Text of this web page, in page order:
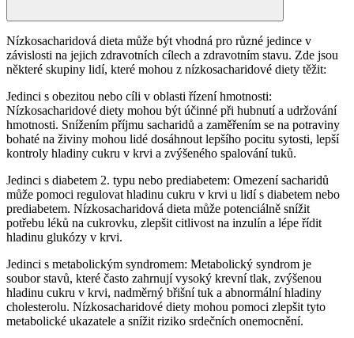
Nízkosacharidová dieta může být vhodná pro různé jedince v
závislosti na jejich zdravotních cílech a zdravotním stavu. Zde jsou
některé skupiny lidí, které mohou z nízkosacharidové diety těžit:
Jedinci s obezitou nebo cíli v oblasti řízení hmotnosti:
Nízkosacharidové diety mohou být účinné při hubnutí a udržování
hmotnosti. Snížením příjmu sacharidů a zaměřením se na potraviny
bohaté na živiny mohou lidé dosáhnout lepšího pocitu sytosti, lepší
kontroly hladiny cukru v krvi a zvýšeného spalování tuků.
Jedinci s diabetem 2. typu nebo prediabetem: Omezení sacharidů
může pomoci regulovat hladinu cukru v krvi u lidí s diabetem nebo
prediabetem. Nízkosacharidová dieta může potenciálně snížit
potřebu léků na cukrovku, zlepšit citlivost na inzulín a lépe řídit
hladinu glukózy v krvi.
Jedinci s metabolickým syndromem: Metabolický syndrom je
soubor stavů, které často zahrnují vysoký krevní tlak, zvýšenou
hladinu cukru v krvi, nadměrný břišní tuk a abnormální hladiny
cholesterolu. Nízkosacharidové diety mohou pomoci zlepšit tyto
metabolické ukazatele a snížit riziko srdečních onemocnění.